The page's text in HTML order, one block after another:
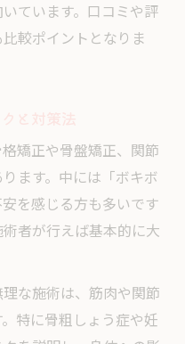
ています。口コミや評
較ポイントとなりま
矯正や骨盤矯正、関節
ます。中には「ボキボ
を感じる方も多いです
者が行えば基本的に大
な施術は、筋肉や関節
特に骨粗しょう症や妊